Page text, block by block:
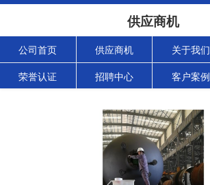
供应商机
公司首页 供应商机 关于我们
荣誉认证 招聘中心 客户案例